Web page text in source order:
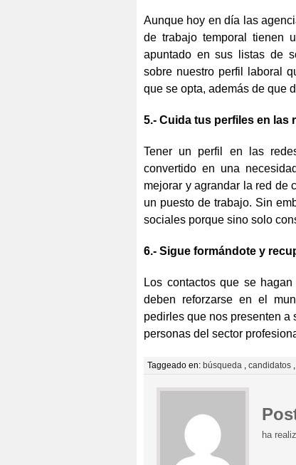
Aunque hoy en día las
de trabajo temporal tienen
apuntado en sus listas de
sobre nuestro perfil laboral
que se opta, además de que
5.- Cuida tus perfiles en las
Tener un perfil en las
convertido en una
mejorar y agrandar la red de
un puesto de trabajo. Sin
sociales porque sino solo
6.- Sigue formándote y
Los contactos que se
deben reforzarse en el
pedirles que nos presenten a
personas del sector
Taggeado en: búsqueda , candidatos ,
ha